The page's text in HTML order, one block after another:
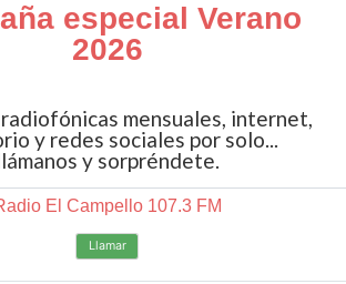
especial Verano
2026
mensuales, internet,
y redes sociales por solo...
y sorpréndete.
El Campello 107.3 FM
Llamar